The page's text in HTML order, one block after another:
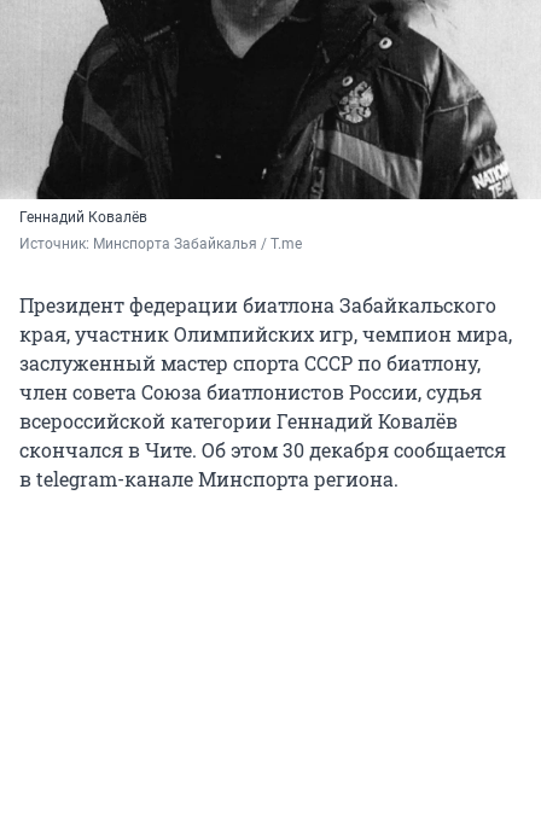
Геннадий Ковалёв
Источник: Минспорта Забайкалья / T.me
Президент федерации биатлона Забайкальского
края, участник Олимпийских игр, чемпион мира,
заслуженный мастер спорта СССР по биатлону,
член совета Союза биатлонистов России, судья
всероссийской категории Геннадий Ковалёв
скончался в Чите. Об этом 30 декабря сообщается
в telegram-канале Минспорта региона.